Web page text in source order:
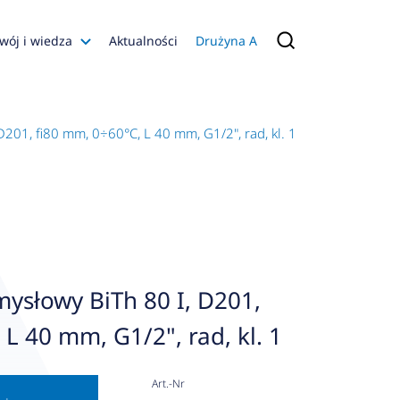
i wiedza
Konfiguratory
Aktualności Drużyna A
fi80 mm, 0÷60°C, L 40 mm, G1/2", rad, kl. 1
BiTh 80 I, D201,
40 mm, G1/2", rad, kl. 1
Art.-Nr